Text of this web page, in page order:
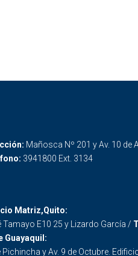
Mañosca Nº 201 y Av. 10 de
3941800 Ext. 3134
Matriz,Quito:
Tamayo E10 25 y Lizardo García /
Guayaquil:
Pichincha y Av. 9 de Octubre.